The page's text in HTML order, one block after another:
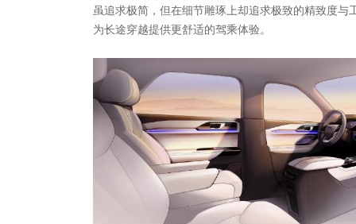
虽追求极简，但在细节雕琢上却追求极致的精致度与
为长途穿越提供更舒适的驾乘体验。